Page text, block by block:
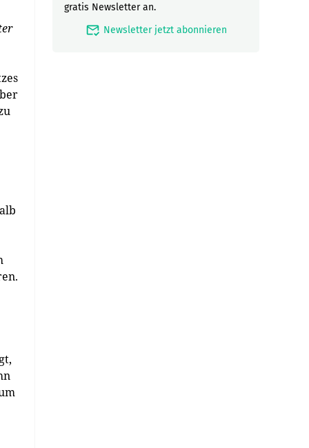
gratis Newsletter an.
mark_email_read Newsletter jetzt abonnieren